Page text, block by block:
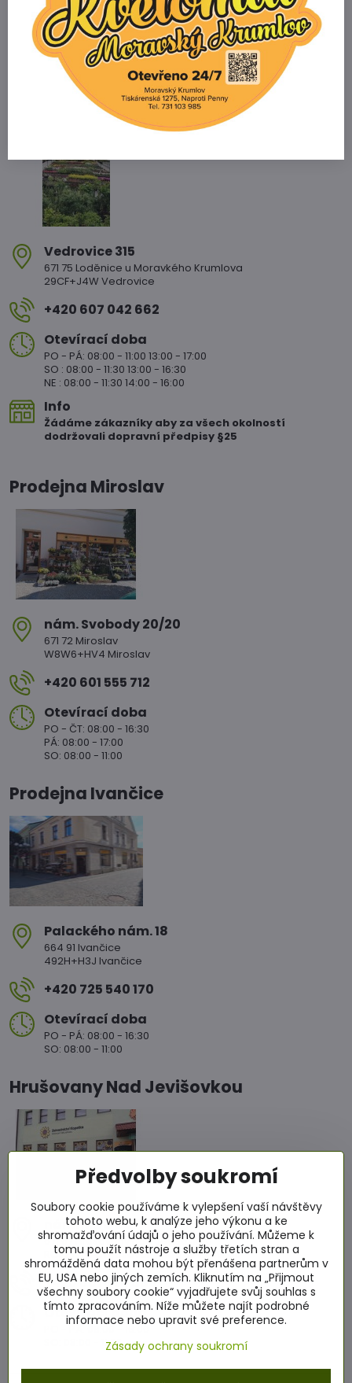
Email
info@zahradnictvikopetka.cz
Zahradnictví Vedrovice
Vedrovice 315
671 75 Loděnice u Moravkého Krumlova
29CF+J4W Vedrovice
+420 607 042 662
Otevírací doba
PO - PÁ: 08:00 - 11:00 13:00 - 17:00
SO : 08:00 - 11:30 13:00 - 16:30
NE : 08:00 - 11:30 14:00 - 16:00
Info
Žádáme zákazníky aby za všech okolností
dodržovali dopravní předpisy §25
Prodejna Miroslav
nám​. Svobody 20/20
671 72 Miroslav
W8W6+HV4 Miroslav
+420 601 555 712
Otevírací doba
PO - ČT: 08:00 - 16:30
PÁ: 08:00 - 17:00
SO: 08:00 - 11:00
Prodejna Ivančice
Palackého nám​. 18
664 91 Ivančice
492H+H3J Ivančice
+420 725 540 170
Otevírací doba
PO - PÁ: 08:00 - 16:30
SO: 08:00 - 11:00
Hrušovany Nad Jevišovkou
nám​. Míru 86
671 67 Hrušovany nad Jevišovkou
RCJ2+4WC Hrušovany nad Jevišovkou
+420 601 564 686
Otevírací doba
SO: 08:00 - 11:00
Předvolby soukromí
Soubory cookie používáme k vylepšení vaší návštěvy
tohoto webu, k analýze jeho výkonu a ke
shromažďování údajů o jeho používání. Můžeme k
tomu použít nástroje a služby třetích stran a
shromážděná data mohou být přenášena partnerům v
EU, USA nebo jiných zemích. Kliknutím na „Přijmout
všechny soubory cookie“ vyjadřujete svůj souhlas s
tímto zpracováním. Níže můžete najít podrobné
informace nebo upravit své preference.
Zásady ochrany soukromí